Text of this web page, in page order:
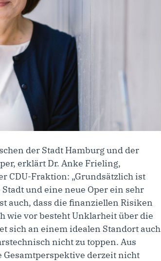
der Stadt Hamburg und der
erklärt Dr. Anke Frieling,
CDU-Fraktion: „Grundsätzlich ist
und eine neue Oper ein sehr
auch, dass die finanziellen Risiken
wie vor besteht Unklarheit über die
sich an einem idealen Standort auch
nicht zu toppen. Aus
derzeit nicht